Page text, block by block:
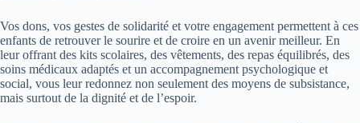
Vos dons, vos gestes de solidarité et votre engagement permettent à ces
enfants de retrouver le sourire et de croire en un avenir meilleur. En
leur offrant des kits scolaires, des vêtements, des repas équilibrés, des
soins médicaux adaptés et un accompagnement psychologique et
social, vous leur redonnez non seulement des moyens de subsistance,
mais surtout de la dignité et de l’espoir.